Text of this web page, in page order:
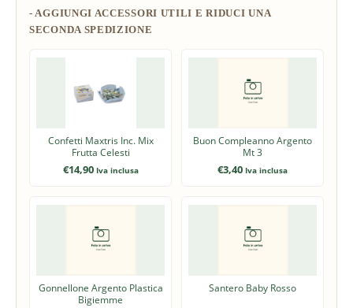
Confetti Maxtris Inc. Mix
Frutta Celesti
€14,90 Iva inclusa
Buon Compleanno Argento
Mt 3
€3,40 Iva inclusa
Gonnellone Argento Plastica
Bigiemme
Santero Baby Rosso